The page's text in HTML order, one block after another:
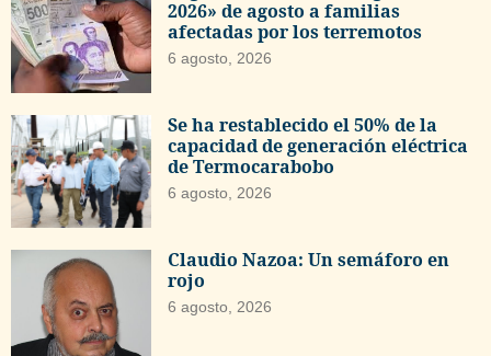
2026» de agosto a familias
afectadas por los terremotos
6 agosto, 2026
Se ha restablecido el 50% de la
capacidad de generación eléctrica
de Termocarabobo
6 agosto, 2026
Claudio Nazoa: Un semáforo en
rojo
6 agosto, 2026